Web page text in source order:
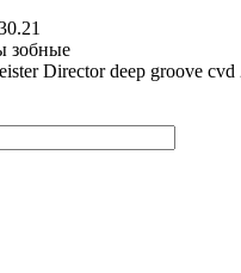
зобные
Director deep groove cvd